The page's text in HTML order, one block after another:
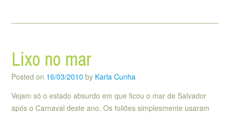
Lixo no mar
Posted on 16/03/2010 by Karla Cunha
Vejam só o estado absurdo em que ficou o mar de Salvador
após o Carnaval deste ano. Os foliões simplesmente usaram